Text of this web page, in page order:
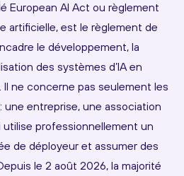
European AI Act ou règlement
artificielle, est le règlement de
le développement, la
des systèmes d’IA en
ne concerne pas seulement les
entreprise, une association
professionnellement un
de déployeur et assumer des
le 2 août 2026, la majorité